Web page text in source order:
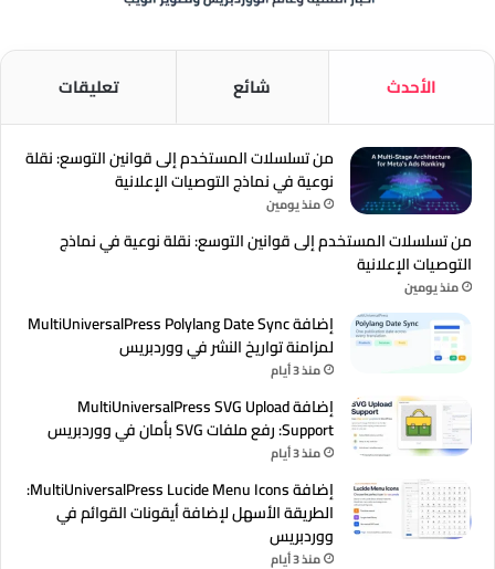
الأحدث شائع تعليقات
من تسلسلات المستخدم إلى قوانين التوسع: نقلة
نوعية في نماذج التوصيات الإعلانية
منذ يومين
من تسلسلات المستخدم إلى قوانين التوسع: نقلة نوعية في نماذج
التوصيات الإعلانية
منذ يومين
إضافة MultiUniversalPress Polylang Date Sync
لمزامنة تواريخ النشر في ووردبريس
منذ 3 أيام
إضافة MultiUniversalPress SVG Upload
Support: رفع ملفات SVG بأمان في ووردبريس
منذ 3 أيام
إضافة MultiUniversalPress Lucide Menu Icons:
الطريقة الأسهل لإضافة أيقونات القوائم في
ووردبريس
منذ 3 أيام